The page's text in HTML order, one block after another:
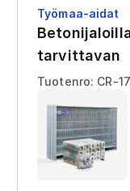
Työmaa-aidat
tarvittavan
Tuotenro: CR-